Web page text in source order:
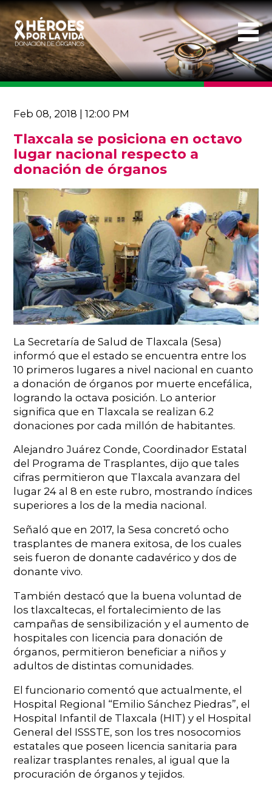
Feb 08, 2018 | 12:00 PM
Tlaxcala se posiciona en octavo
lugar nacional respecto a
donación de órganos
La Secretaría de Salud de Tlaxcala (Sesa)
informó que el estado se encuentra entre los
10 primeros lugares a nivel nacional en cuanto
a donación de órganos por muerte encefálica,
logrando la octava posición. Lo anterior
significa que en Tlaxcala se realizan 6.2
donaciones por cada millón de habitantes.
Alejandro Juárez Conde, Coordinador Estatal
del Programa de Trasplantes, dijo que tales
cifras permitieron que Tlaxcala avanzara del
lugar 24 al 8 en este rubro, mostrando índices
superiores a los de la media nacional.
Señaló que en 2017, la Sesa concretó ocho
trasplantes de manera exitosa, de los cuales
seis fueron de donante cadavérico y dos de
donante vivo.
También destacó que la buena voluntad de
los tlaxcaltecas, el fortalecimiento de las
campañas de sensibilización y el aumento de
hospitales con licencia para donación de
órganos, permitieron beneficiar a niños y
adultos de distintas comunidades.
El funcionario comentó que actualmente, el
Hospital Regional “Emilio Sánchez Piedras”, el
Hospital Infantil de Tlaxcala (HIT) y el Hospital
General del ISSSTE, son los tres nosocomios
estatales que poseen licencia sanitaria para
realizar trasplantes renales, al igual que la
procuración de órganos y tejidos.